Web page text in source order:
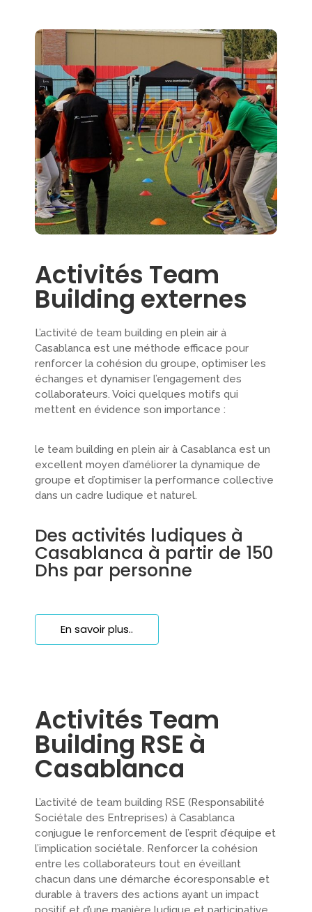
Activités Team
Building externes
L’activité de team building en plein air à
Casablanca est une méthode efficace pour
renforcer la cohésion du groupe, optimiser les
échanges et dynamiser l’engagement des
collaborateurs. Voici quelques motifs qui
mettent en évidence son importance :
le team building en plein air à Casablanca est un
excellent moyen d’améliorer la dynamique de
groupe et d’optimiser la performance collective
dans un cadre ludique et naturel.
Des activités ludiques à
Casablanca à partir de 150
Dhs par personne
En savoir plus..
Activités Team
Building RSE à
Casablanca
L’activité de team building RSE (Responsabilité
Sociétale des Entreprises) à Casablanca
conjugue le renforcement de l’esprit d’équipe et
l’implication sociétale. Renforcer la cohésion
entre les collaborateurs tout en éveillant
chacun dans une démarche écoresponsable et
durable à travers des actions ayant un impact